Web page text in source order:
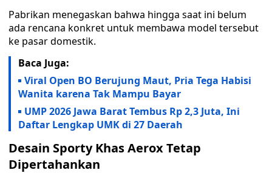
Pabrikan menegaskan bahwa hingga saat ini belum
ada rencana konkret untuk membawa model tersebut
ke pasar domestik.
Baca Juga:
Viral Open BO Berujung Maut, Pria Tega Habisi
Wanita karena Tak Mampu Bayar
UMP 2026 Jawa Barat Tembus Rp 2,3 Juta, Ini
Daftar Lengkap UMK di 27 Daerah
Desain Sporty Khas Aerox Tetap
Dipertahankan